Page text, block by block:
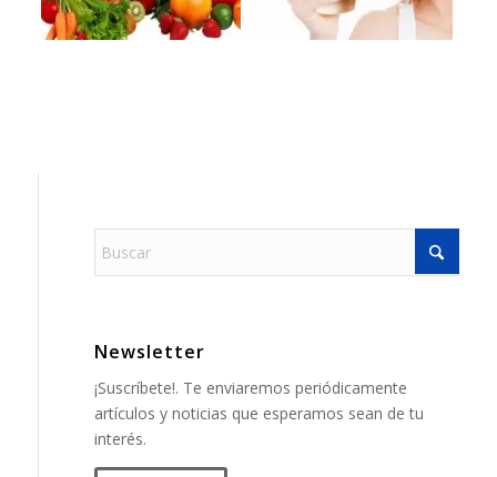
Newsletter
¡Suscríbete!. Te enviaremos periódicamente
artículos y noticias que esperamos sean de tu
interés.